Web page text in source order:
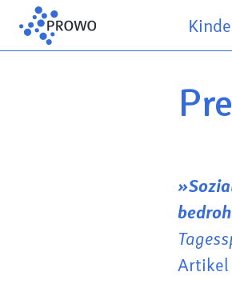
Artikel